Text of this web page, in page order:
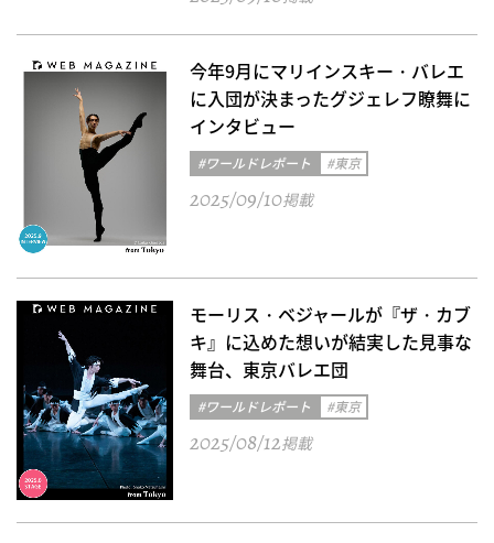
今年9月にマリインスキー・バレエ
に入団が決まったグジェレフ瞭舞に
インタビュー
#ワールドレポート #東京
2025/09/10掲載
モーリス・ベジャールが『ザ・カブ
キ』に込めた想いが結実した見事な
舞台、東京バレエ団
#ワールドレポート #東京
2025/08/12掲載